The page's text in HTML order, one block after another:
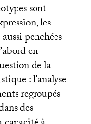
sont
les
penchées
en
de la
: l’analyse
regroupés
des